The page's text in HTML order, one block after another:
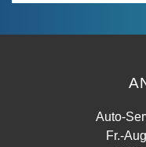
Auto-
Fr.-